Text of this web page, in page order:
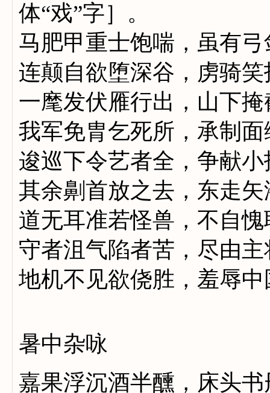
体“戏”字］。
马肥甲重士饱喘，虽有
连颠自欲堕深谷，虏骑
一麾发伏雁行出，山下
我军免胄乞死所，承制
逡巡下令艺者全，争献
其余劓首放之去，东走
道无耳准若怪兽，不自
守者沮气陷者苦，尽由
地机不见欲侥胜，羞辱
暑中杂咏
嘉果浮沉酒半醺，床头